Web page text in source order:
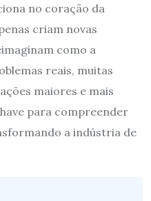
no coração da
criam novas
como a
reais, muitas
maiores e mais
para compreender
a indústria de